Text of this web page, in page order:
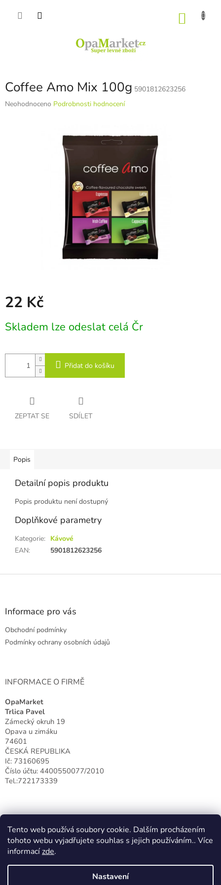
Tento web používá soubory cookie. Dalším procházením
tohoto webu vyjadřujete souhlas s jejich používáním.. Více
informacízde.
Nastavení
Coffee Amo Mix 100g 5901812623256
Průměrné
Neohodnoceno Podrobnosti hodnocení
22 Kč
cena:
Skladem lze odeslat celá Čr
Přidat do košíku
ZEPTAT SE SDÍLET
Popis
Detailní popis produktu
Popis produktu není dostupný
Doplňkové parametry
Kategorie: Kávové
EAN: 5901812623256
Z
Informace pro vás
Obchodní podmínky
Podmínky ochrany osobních údajů
INFORMACE O FIRMĚ
OpaMarket
Trlica Pavel
Zámecký okruh 19
Opava u zimáku
74601
ČESKÁ REPUBLIKA
Ič: 73160695
Číslo účtu: 4400550077/2010
Tel.:722173339
Vytvořil Shoptet